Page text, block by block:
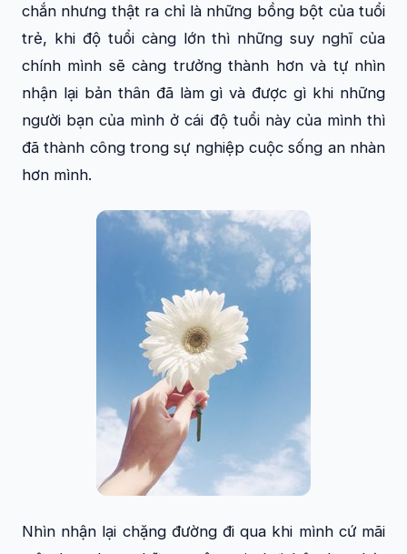
chắn nhưng thật ra chỉ là những bồng bột của tuổi
trẻ, khi độ tuổi càng lớn thì những suy nghĩ của
chính mình sẽ càng trưởng thành hơn và tự nhìn
nhận lại bản thân đã làm gì và được gì khi những
người bạn của mình ở cái độ tuổi này của mình thì
đã thành công trong sự nghiệp cuộc sống an nhàn
hơn mình.
Nhìn nhận lại chặng đường đi qua khi mình cứ mãi